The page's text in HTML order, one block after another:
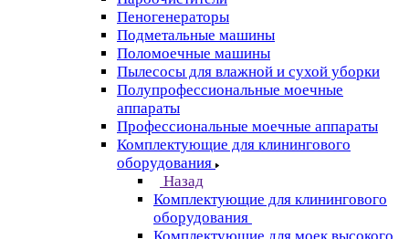
Пеногенераторы
Подметальные машины
Поломоечные машины
Пылесосы для влажной и сухой уборки
Полупрофессиональные моечные
аппараты
Профессиональные моечные аппараты
Комплектующие для клинингового
оборудования
Назад
Комплектующие для клинингового
оборудования